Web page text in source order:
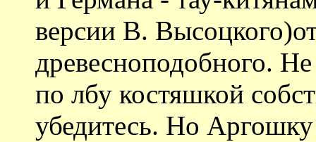
версии В.
древесноподобного.
по лбу костяшкой
убедитесь. Но Аргошку